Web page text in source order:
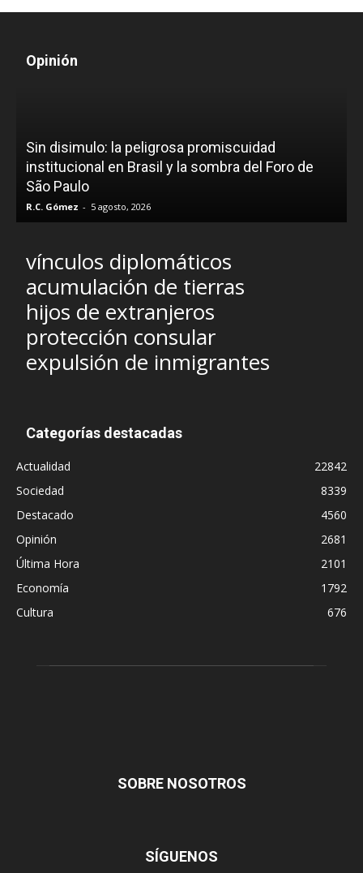
Opinión
Sin disimulo: la peligrosa promiscuidad
institucional en Brasil y la sombra del Foro de
São Paulo
R.C. Gómez - 5 agosto, 2026
vínculos diplomáticos
acumulación de tierras
hijos de extranjeros
protección consular
expulsión de inmigrantes
Categorías destacadas
Actualidad
22842
Sociedad
8339
Destacado
4560
Opinión
2681
Última Hora
2101
Economía
1792
Cultura
676
SOBRE NOSOTROS
SÍGUENOS